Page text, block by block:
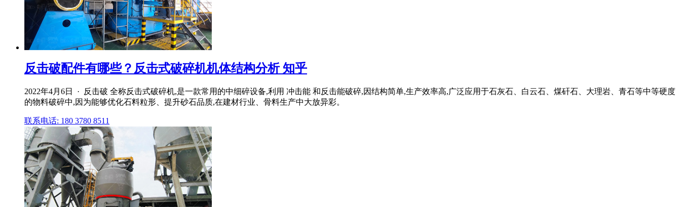
反击破配件有哪些？反击式破碎机机体结构分析 知乎
2022年4月6日 · 反击破 全称反击式破碎机,是一款常用的中细碎设备,利用 冲击能 和反击能破碎,因结构简单,生产效率高,广泛应用于石灰石、白云石、煤矸石、大理岩、青石等中等硬度
的物料破碎中,因为能够优化石料粒形、提升砂石品质,在建材行业、骨料生产中大放异彩。
联系电话: 180 3780 8511